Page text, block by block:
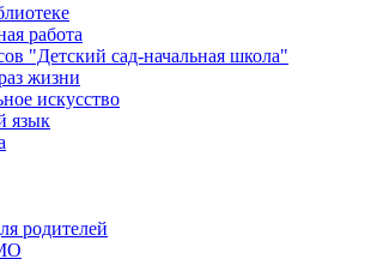
работа
"Детский сад-начальная школа"
жизни
искусство
язык
родителей